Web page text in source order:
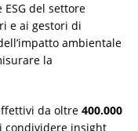
del settore
e ai gestori di
ambientale
la
da oltre 400.000
condividere insight